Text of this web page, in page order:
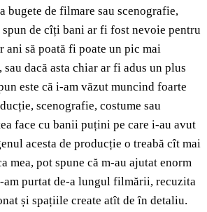
bugete de filmare sau scenografie,
spun de cîți bani ar fi fost nevoie pentru
ani să poată fi poate un pic mai
dacă asta chiar ar fi adus un plus
este că i-am văzut muncind foarte
scenografie, costume sau
face cu banii puțini pe care i-au avut
acesta de producție o treabă cît mai
mea, pot spune că m-au ajutat enorm
am purtat de-a lungul filmării, recuzita
și spațiile create atît de în detaliu.